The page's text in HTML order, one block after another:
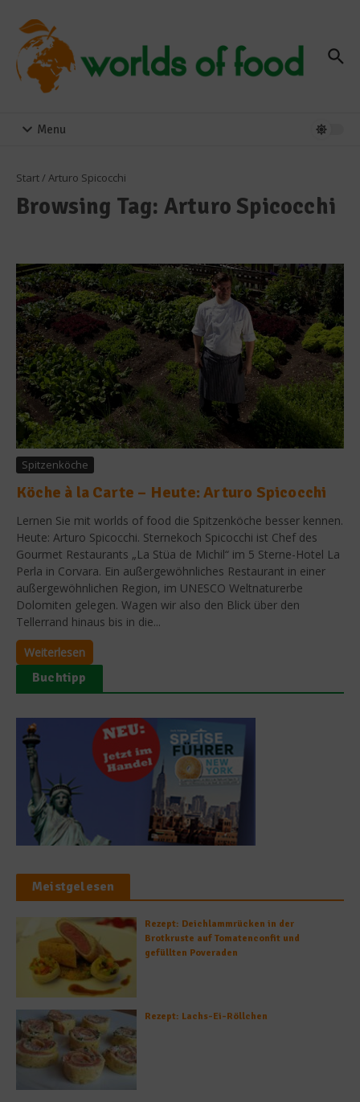
Menu
Start/ Arturo Spicocchi
Browsing Tag: Arturo Spicocchi
Spitzenköche
Köche à la Carte – Heute: Arturo Spicocchi
Lernen Sie mit worlds of food die Spitzenköche besser kennen.
Heute: Arturo Spicocchi. Sternekoch Spicocchi ist Chef des
Gourmet Restaurants „La Stüa de Michil“ im 5 Sterne-Hotel La
Perla in Corvara. Ein außergewöhnliches Restaurant in einer
außergewöhnlichen Region, im UNESCO Weltnaturerbe
Dolomiten gelegen. Wagen wir also den Blick über den
Tellerrand hinaus bis in die...
Weiterlesen
Buchtipp
Meistgelesen
Rezept: Deichlammrücken in der
Brotkruste auf Tomatenconfit und
gefüllten Poveraden
Rezept: Lachs-Ei-Röllchen